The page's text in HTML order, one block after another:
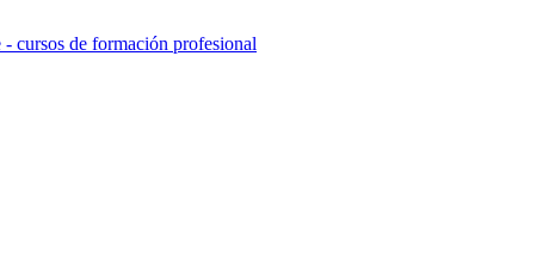
cursos de formación profesional